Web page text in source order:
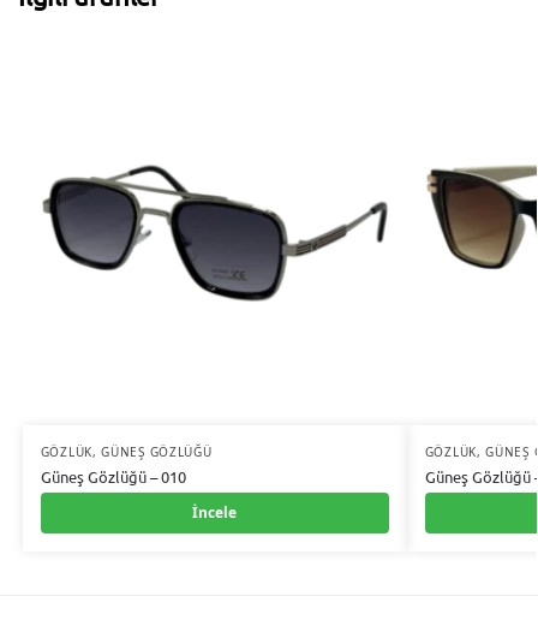
GÖZLÜK,GÜNEŞ GÖZLÜĞÜ
Güneş Gözlüğü – 010
İncele
GÖZLÜK,GÜNEŞ
Güneş Gözlüğü